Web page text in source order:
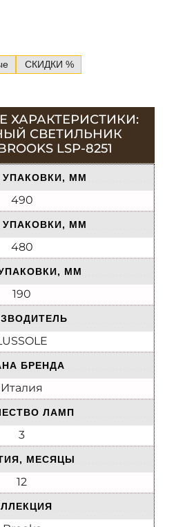
СКИДКИ %
ХАРАКТЕРИСТИКИ:
СВЕТИЛЬНИК
LSP-8251
ММ
490
ММ
480
ММ
190
БРЕНДА
Италия
ЛАМП
3
МЕСЯЦЫ
12